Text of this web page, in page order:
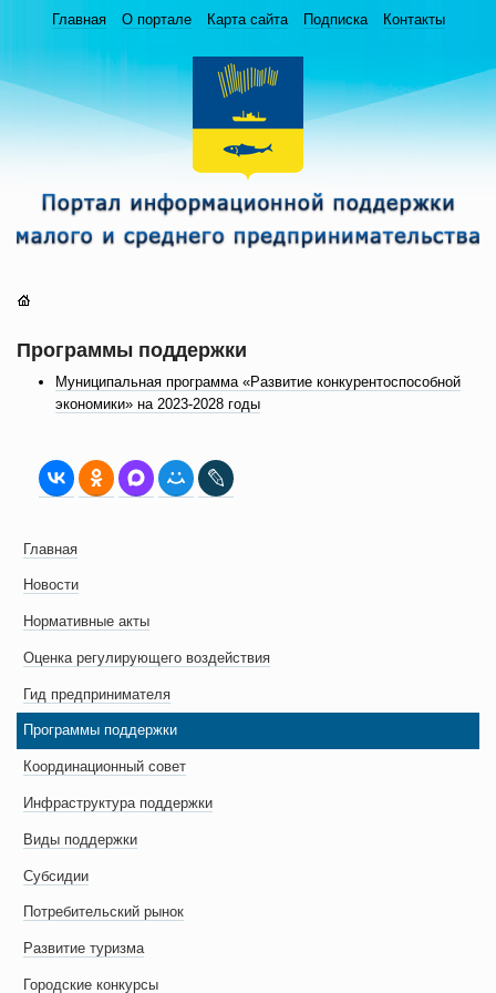
Главная О портале Карта сайта Подписка Контакты
Программы поддержки
Муниципальная программа «Развитие конкурентоспособной
экономики» на 2023-2028 годы
Главная
Новости
Нормативные акты
Оценка регулирующего воздействия
Гид предпринимателя
Программы поддержки
Координационный совет
Инфраструктура поддержки
Виды поддержки
Субсидии
Потребительский рынок
Развитие туризма
Городские конкурсы